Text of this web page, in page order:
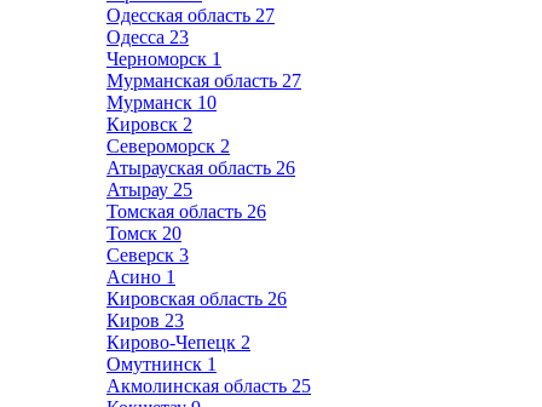
Одесская область 27
Одесса 23
Черноморск 1
Мурманская область 27
Мурманск 10
Кировск 2
Североморск 2
Атырауская область 26
Атырау 25
Томская область 26
Томск 20
Северск 3
Асино 1
Кировская область 26
Киров 23
Кирово-Чепецк 2
Омутнинск 1
Акмолинская область 25